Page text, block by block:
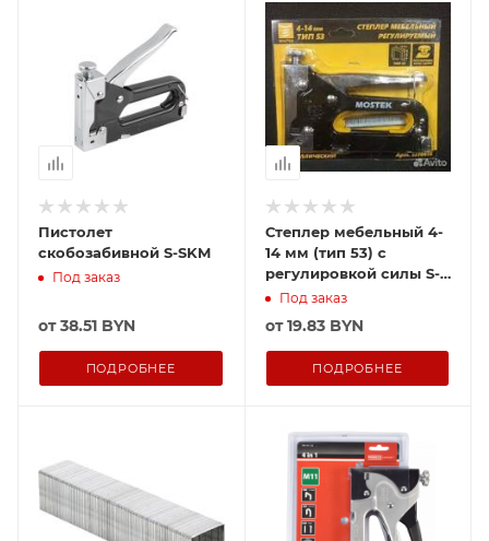
Пистолет
скобозабивной S-SKM
Под заказ
от38.51 BYN
ПОДРОБНЕЕ
Степлер мебельный 4-
14 мм (тип 53) с
регулировкой силы S-
RMПод заказ
от19.83 BYN
ПОДРОБНЕЕ